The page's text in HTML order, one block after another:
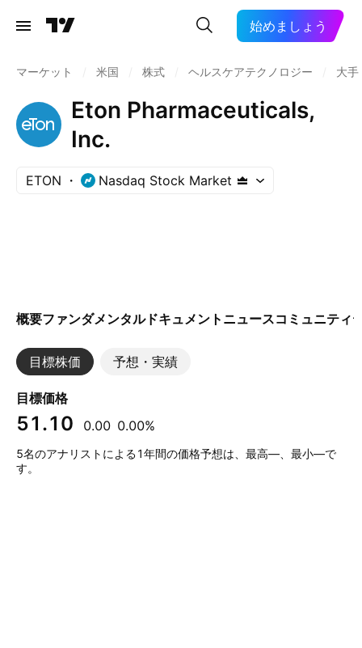
始めましょう
マーケット 米国 株式 ヘルスケアテクノロジー 大手
Eton Pharmaceuticals,
Inc.
ETON Nasdaq Stock Market
概要ファンダメンタルドキュメント ニュースコミュニティ
目標株価 予想・実績
目標価格
51.10 0.00 0.00%
5名のアナリストによる1年間の価格予想は、最高—、最小—で
す。